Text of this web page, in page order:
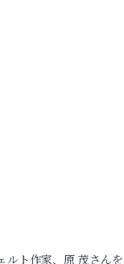
ルト作家、原 茂さん